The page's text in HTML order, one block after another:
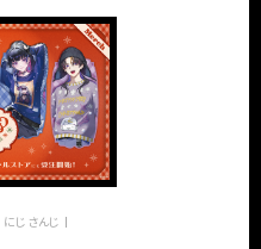
にじさんじ